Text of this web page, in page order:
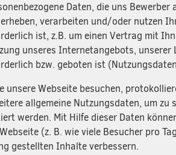
Daten, die uns
verarbeiten und/oder nutzen
ist, z.B. um einen Vertrag mit
unseres Internetangebots, unserer
bzw. geboten ist
unsere Webseite besuchen,
allgemeine Nutzungsdaten, um zu
werden. Mit Hilfe dieser Daten
(z. B. wie viele Besucher pro
gestellten Inhalte verbessern.